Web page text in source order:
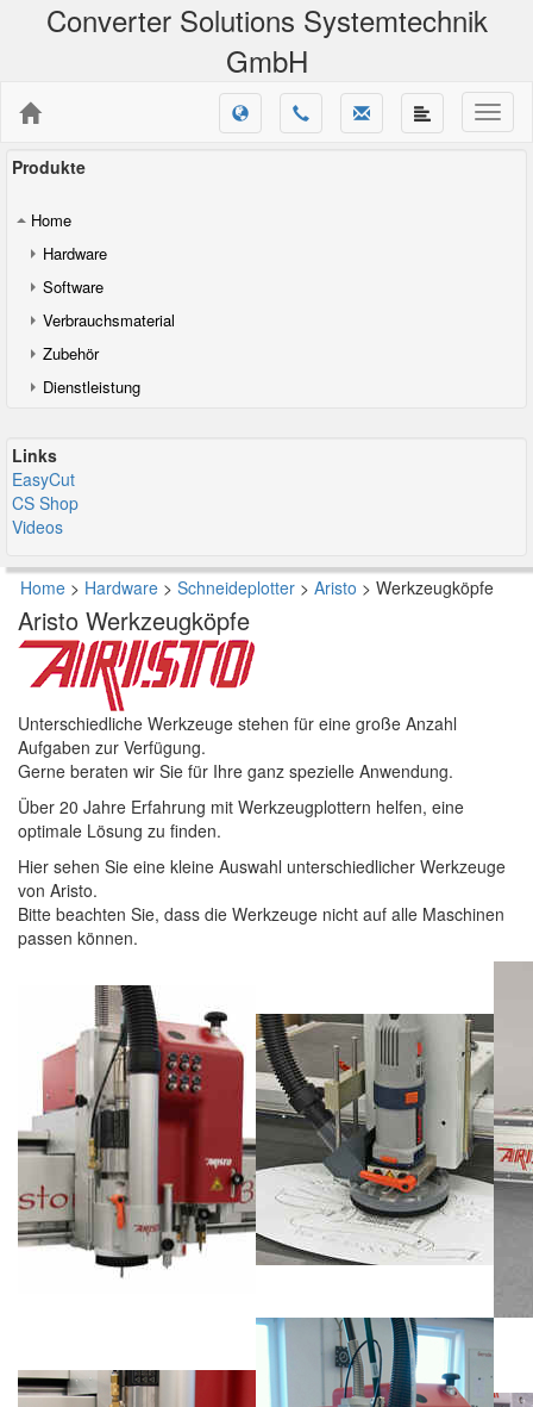
Converter Solutions Systemtechnik
GmbH
Produkte
Home
Hardware
Software
Verbrauchsmaterial
Zubehör
Dienstleistung
Links
EasyCut
CS Shop
Videos
Home > Hardware > Schneideplotter > Aristo > Werkzeugköpfe
Aristo Werkzeugköpfe
Unterschiedliche Werkzeuge stehen für eine große Anzahl
Aufgaben zur Verfügung.
Gerne beraten wir Sie für Ihre ganz spezielle Anwendung.
Über 20 Jahre Erfahrung mit Werkzeugplottern helfen, eine
optimale Lösung zu finden.
Hier sehen Sie eine kleine Auswahl unterschiedlicher Werkzeuge
von Aristo.
Bitte beachten Sie, dass die Werkzeuge nicht auf alle Maschinen
passen können.